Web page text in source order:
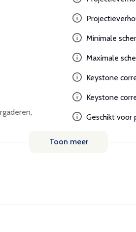
Minimale
Maximale
Keystone
Keystone
Geschikt voor
Toon meer